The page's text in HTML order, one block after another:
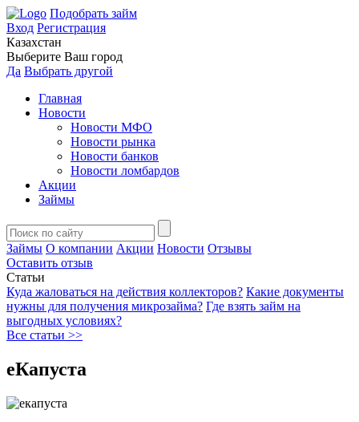
Подобрать займ
Вход Регистрация
Казахстан
Выберите Ваш город
Да Выбрать другой
Главная
Новости
Новости МФО
Новости рынка
Новости банков
Новости ломбардов
Акции
Займы
Займы О компании Акции Новости Отзывы
Оставить отзыв
Статьи
Куда жаловаться на действия коллекторов? Какие документы
нужны для получения микрозайма? Где взять займ на
выгодных условиях?
Все статьи >>
еКапуста